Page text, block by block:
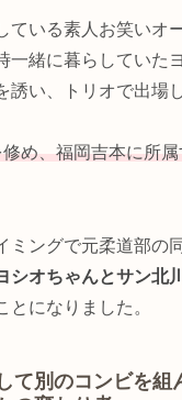
ている素人お笑いオ
一緒に暮らしていた
誘い、トリオで出場
め、福岡吉本に所
ミングで元柔道部の
シオちゃんとサン北
とになりました。
て別のコンビを組